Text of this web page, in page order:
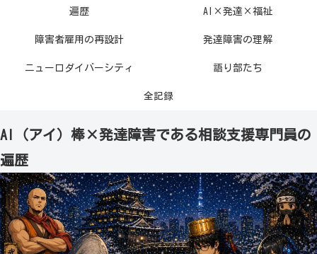
遍歴 AI×発達×福祉
障害者雇用の再設計 発達障害の理解
ニューロダイバーシティ 語り部たち
全記録
AI（アイ）棒×発達障害である相談支援専門員の
遍歴